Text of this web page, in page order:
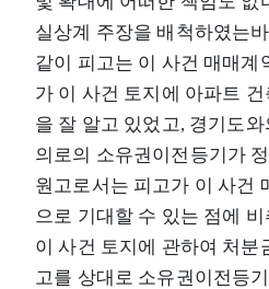
실상계 주장을 배척하였는
같이 피고는 이 사건 매매계
가 이 사건 토지에 아파트
을 잘 알고 있었고, 경기도
의로의 소유권이전등기가
원고로서는 피고가 이 사건
으로 기대할 수 있는 점에
이 사건 토지에 관하여 처분
고를 상대로 소유권이전등